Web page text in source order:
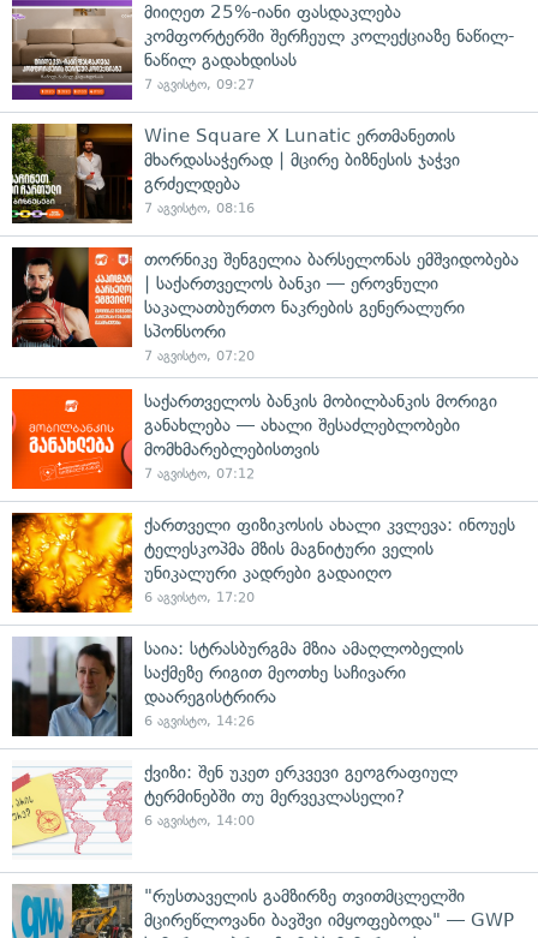
მიიღეთ 25%-იანი ფასდაკლება
კომფორტერში შერჩეულ კოლექციაზე ნაწილ-
ნაწილ გადახდისას
7 აგვისტო, 09:27
Wine Square X Lunatic ერთმანეთის
მხარდასაჭერად | მცირე ბიზნესის ჯაჭვი
გრძელდება
7 აგვისტო, 08:16
თორნიკე შენგელია ბარსელონას ემშვიდობება
| საქართველოს ბანკი — ეროვნული
საკალათბურთო ნაკრების გენერალური
სპონსორი
7 აგვისტო, 07:20
საქართველოს ბანკის მობილბანკის მორიგი
განახლება — ახალი შესაძლებლობები
მომხმარებლებისთვის
7 აგვისტო, 07:12
ქართველი ფიზიკოსის ახალი კვლევა: ინოუეს
ტელესკოპმა მზის მაგნიტური ველის
უნიკალური კადრები გადაიღო
6 აგვისტო, 17:20
საია: სტრასბურგმა მზია ამაღლობელის
საქმეზე რიგით მეოთხე საჩივარი
დაარეგისტრირა
6 აგვისტო, 14:26
ქვიზი: შენ უკეთ ერკვევი გეოგრაფიულ
ტერმინებში თუ მერვეკლასელი?
6 აგვისტო, 14:00
"რუსთაველის გამზირზე თვითმცლელში
მცირეწლოვანი ბავშვი იმყოფებოდა" — GWP